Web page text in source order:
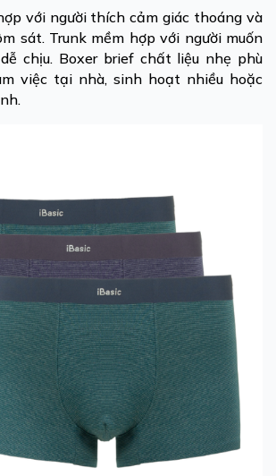
với người thích cảm giác thoáng và
sát. Trunk mềm hợp với người muốn
chịu. Boxer brief chất liệu nhẹ phù
việc tại nhà, sinh hoạt nhiều hoặc